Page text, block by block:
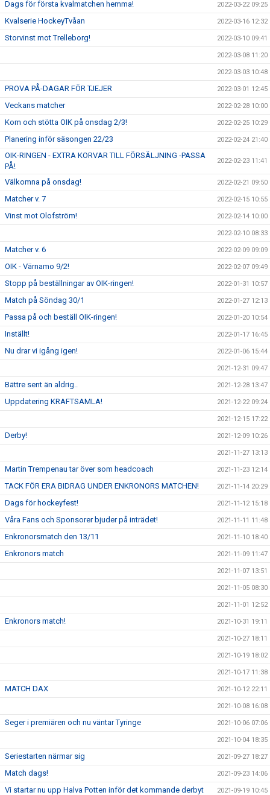
Dags för första kvalmatchen hemma! 2022-03-22 09:25
Kvalserie HockeyTvåan 2022-03-16 12:32
Storvinst mot Trelleborg! 2022-03-10 09:41
2022-03-08 11:20
2022-03-03 10:48
PROVA PÅ-DAGAR FÖR TJEJER 2022-03-01 12:45
Veckans matcher 2022-02-28 10:00
Kom och stötta OIK på onsdag 2/3! 2022-02-25 10:29
Planering inför säsongen 22/23 2022-02-24 21:40
OIK-RINGEN - EXTRA KORVAR TILL FÖRSÄLJNING -PASSA
PÅ!
2022-02-23 11:41
Välkomna på onsdag! 2022-02-21 09:50
Matcher v. 7 2022-02-15 10:55
Vinst mot Olofström! 2022-02-14 10:00
2022-02-10 08:33
Matcher v. 6 2022-02-09 09:09
OIK - Värnamo 9/2! 2022-02-07 09:49
Stopp på beställningar av OIK-ringen! 2022-01-31 10:57
Match på Söndag 30/1 2022-01-27 12:13
Passa på och beställ OIK-ringen! 2022-01-20 10:54
Inställt! 2022-01-17 16:45
Nu drar vi igång igen! 2022-01-06 15:44
2021-12-31 09:47
Bättre sent än aldrig.. 2021-12-28 13:47
Uppdatering KRAFTSAMLA! 2021-12-22 09:24
2021-12-15 17:22
Derby! 2021-12-09 10:26
2021-11-27 13:13
Martin Trempenau tar över som headcoach 2021-11-23 12:14
TACK FÖR ERA BIDRAG UNDER ENKRONORS MATCHEN! 2021-11-14 20:29
Dags för hockeyfest! 2021-11-12 15:18
Våra Fans och Sponsorer bjuder på inträdet! 2021-11-11 11:48
Enkronorsmatch den 13/11 2021-11-10 18:40
Enkronors match 2021-11-09 11:47
2021-11-07 13:51
2021-11-05 08:30
2021-11-01 12:52
Enkronors match! 2021-10-31 19:11
2021-10-27 18:11
2021-10-19 18:02
2021-10-17 11:38
MATCH DAX 2021-10-12 22:11
2021-10-08 16:08
Seger i premiären och nu väntar Tyringe 2021-10-06 07:06
2021-10-04 18:35
Seriestarten närmar sig 2021-09-27 18:27
Match dags! 2021-09-23 14:06
Vi startar nu upp Halva Potten inför det kommande derbyt 2021-09-19 10:45